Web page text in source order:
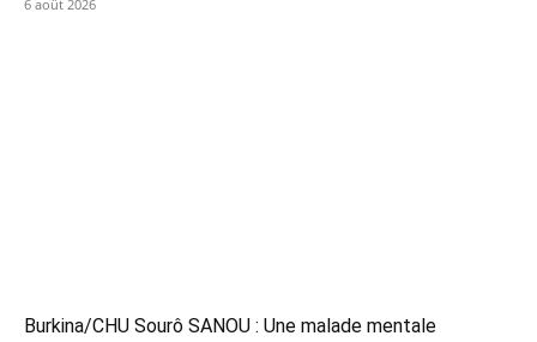
6 août 2026
Burkina/CHU Sourô SANOU : Une malade mentale